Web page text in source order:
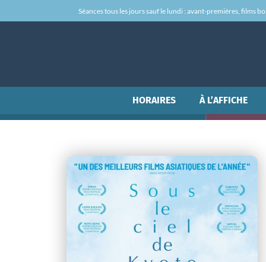
Séances tous les jours sauf le lundi : avant-premières, films
HORAIRES À L’AFFICHE